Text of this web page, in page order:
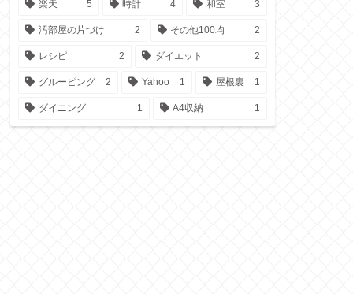
楽天 5 時計 4 和室 3
汚部屋の片づけ 2 その他100均 2
レシピ 2 ダイエット 2
グルーピング 2 Yahoo 1 屋根裏 1
ダイニング 1 A4収納 1